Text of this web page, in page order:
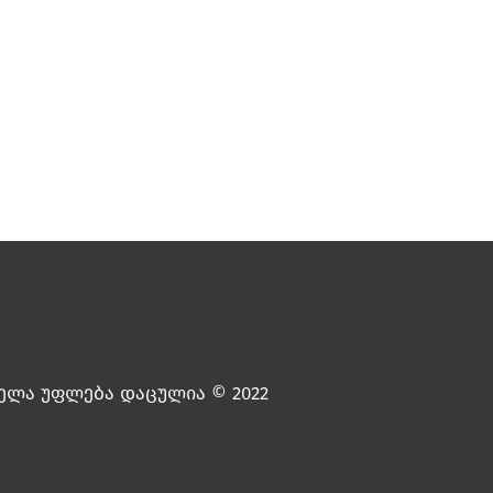
უფლება დაცულია © 2022